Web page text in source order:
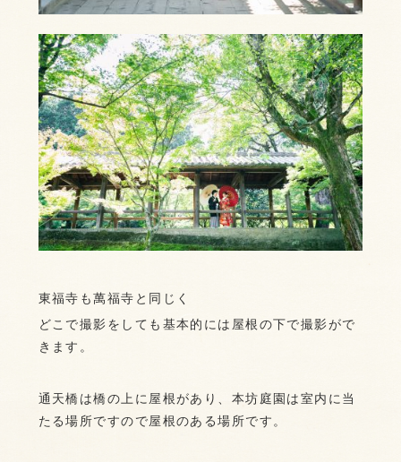
東福寺も萬福寺と同じく
どこで撮影をしても基本的には屋根の下で撮影がで
きます。
通天橋は橋の上に屋根があり、本坊庭園は室内に当
たる場所ですので屋根のある場所です。